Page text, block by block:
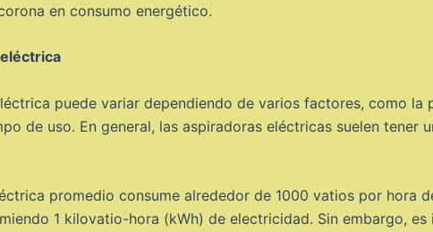
en consumo energético.
puede variar dependiendo de varios factores, como la
de uso. En general, las aspiradoras eléctricas suelen tener
promedio consume alrededor de 1000 vatios por hora
1 kilovatio-hora (kWh) de electricidad. Sin embargo,